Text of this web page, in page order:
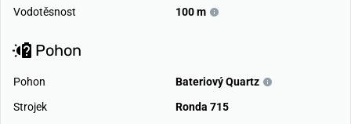
Vodotěsnost
100 m
Pohon
Pohon
Bateriový Quartz
Strojek
Ronda 715